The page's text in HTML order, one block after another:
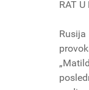
RAT U